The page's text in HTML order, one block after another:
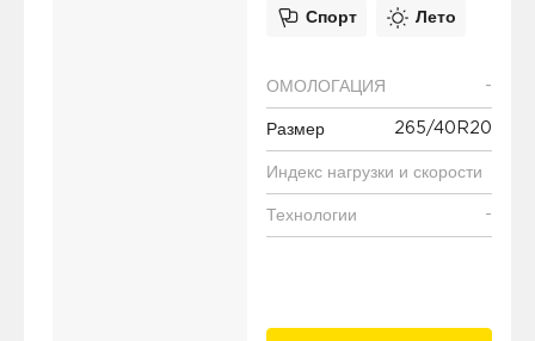
Спорт Лето
ОМОЛОГАЦИЯ -
Размер 265/40R20
Индекс нагрузки и скорости
Технологии -